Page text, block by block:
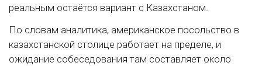
реальным остаётся вариант с Казахстаном.
По словам аналитика, американское посольство в
казахстанской столице работает на пределе, и
ожидание собеседования там составляет около